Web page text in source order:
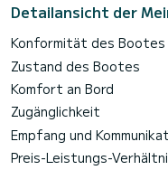
Detailansicht der
Konformität des Bootes
Zustand des Bootes
Komfort an Bord
Zugänglichkeit
Empfang und
Preis-Leistungs-